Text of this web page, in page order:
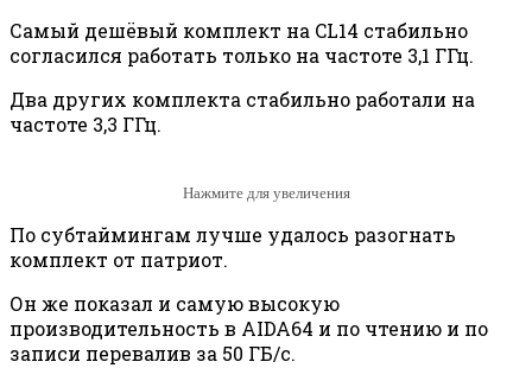
Самый дешёвый комплект на CL14 стабильно
согласился работать только на частоте 3,1 ГГц.
Два других комплекта стабильно работали на
частоте 3,3 ГГц.
Нажмите для увеличения
По субтаймингам лучше удалось разогнать
комплект от патриот.
Он же показал и самую высокую
производительность в AIDA64 и по чтению и по
записи перевалив за 50 ГБ/с.